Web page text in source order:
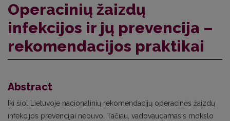
Operacinių žaizdų
infekcijos ir jų prevencija –
rekomendacijos praktikai
Abstract
Iki šiol Lietuvoje nacionalinių rekomendacijų operacinės žaizdų
infekcijos prevencijai nebuvo. Tačiau, vadovaudamasis mokslo